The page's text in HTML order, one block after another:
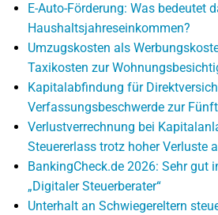
E-Auto-Förderung: Was bedeutet
Haushaltsjahreseinkommen?
Umzugskosten als
Taxikosten zur
Kapitalabfindung für
Verfassungsbeschwerde zur
Verlustverrechnung bei
Steuererlass trotz hoher Verluste
BankingCheck.de 2026: Sehr gut
„Digitaler Steuerberater“
Unterhalt an Schwiegereltern